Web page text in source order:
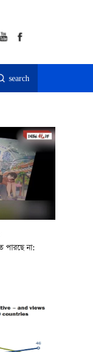
search
পারছে না: